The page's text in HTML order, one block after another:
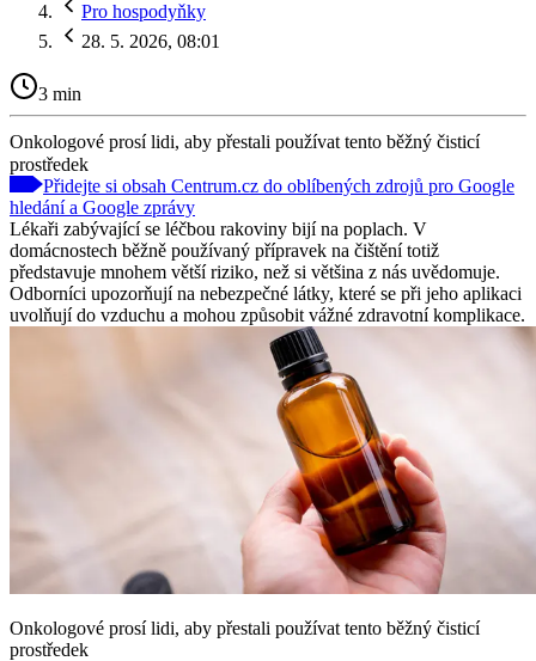
Pro hospodyňky
28. 5. 2026, 08:01
3 min
Onkologové prosí lidi, aby přestali používat tento běžný čisticí
prostředek
Přidejte si obsah Centrum.cz do oblíbených zdrojů pro Google
hledání a Google zprávy
Lékaři zabývající se léčbou rakoviny bijí na poplach. V
domácnostech běžně používaný přípravek na čištění totiž
představuje mnohem větší riziko, než si většina z nás uvědomuje.
Odborníci upozorňují na nebezpečné látky, které se při jeho aplikaci
uvolňují do vzduchu a mohou způsobit vážné zdravotní komplikace.
Onkologové prosí lidi, aby přestali používat tento běžný čisticí
prostředek